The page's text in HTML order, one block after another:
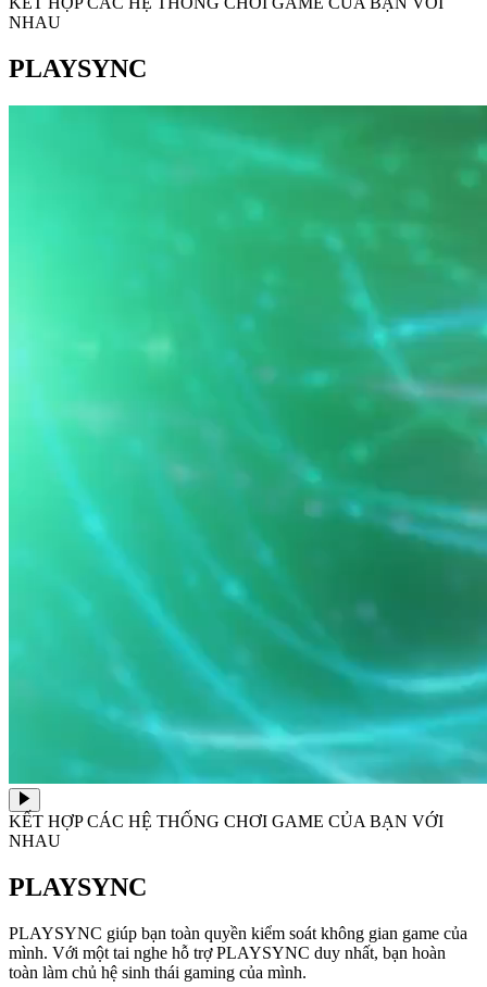
NHAU
PLAYSYNC
KẾT HỢP CÁC HỆ THỐNG CHƠI GAME CỦA BẠN VỚI
NHAU
PLAYSYNC
PLAYSYNC giúp bạn toàn quyền kiểm soát không gian game của
mình. Với một tai nghe hỗ trợ PLAYSYNC duy nhất, bạn hoàn
toàn làm chủ hệ sinh thái gaming của mình.